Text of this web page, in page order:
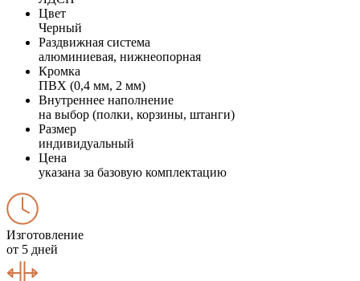
Цвет
Черный
Раздвижная система
алюминиевая, нижнеопорная
Кромка
ПВХ (0,4 мм, 2 мм)
Внутреннее наполнение
на выбор (полки, корзины, штанги)
Размер
индивидуальный
Цена
указана за базовую комплектацию
Изготовление
от 5 дней